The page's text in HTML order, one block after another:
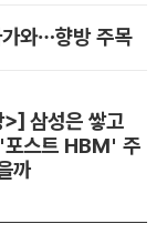
가와…향방 주목
삼성은 쌓고
스트 HBM' 주
까